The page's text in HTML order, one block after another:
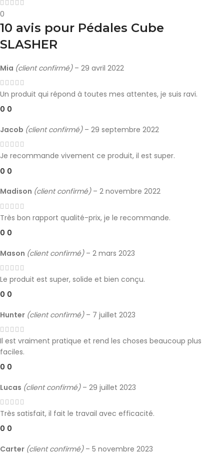
0
10 avis pour Pédales Cube
SLASHER
Mia (client confirmé) – 29 avril 2022
Un produit qui répond à toutes mes attentes, je suis ravi.
0 0
Jacob (client confirmé) – 29 septembre 2022
Je recommande vivement ce produit, il est super.
0 0
Madison (client confirmé) – 2 novembre 2022
Très bon rapport qualité-prix, je le recommande.
0 0
Mason (client confirmé) – 2 mars 2023
Le produit est super, solide et bien conçu.
0 0
Hunter (client confirmé) – 7 juillet 2023
Il est vraiment pratique et rend les choses beaucoup plus
faciles.
0 0
Lucas (client confirmé) – 29 juillet 2023
Très satisfait, il fait le travail avec efficacité.
0 0
Carter (client confirmé) – 5 novembre 2023